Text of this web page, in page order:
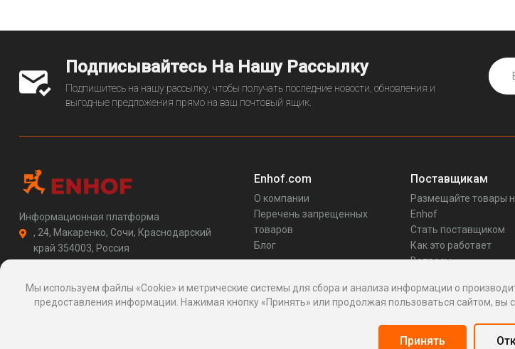
Подписывайтесь На Нашу Рассылку
Подпишитесь на нашу рассылку, чтобы получать последние новости, обновления и
выгодные предложения прямо на ваш почтовый ящик.
Информационная платформа
, 24, Макаренко, Сочи, Краснодарский
край 354003, Россия
http://enhof.com
Enhof.com
О компании
Перечень запрещенных
товаров
Блог
Поставщикам
Размещайте товары
Enhof
Стать поставщиком
Как это работает
Вопросы
Мы используем файлы «Cookie» и метрические системы для сбора и анализа информации о
предоставления информации. Нажимая кнопку «Принять» или продолжая пользоваться сайтом, вы
Принять